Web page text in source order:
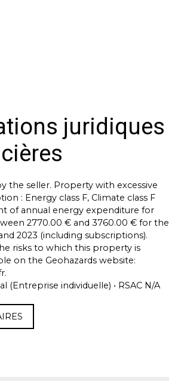
juridiques
the seller. Property with excessive
: Energy class F, Climate class F
of annual energy expenditure for
2770.00 € and 3760.00 € for the
2023 (including subscriptions).
risks to which this property is
on the Geohazards website:
(Entreprise individuelle) • RSAC N/A